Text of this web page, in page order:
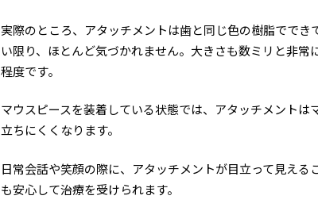
実際のところ、アタッチメントは歯と同じ色の樹脂でで
い限り、ほとんど気づかれません。大きさも数ミリと非
程度です。
マウスピースを装着している状態では、アタッチメントは
立ちにくくなります。
日常会話や笑顔の際に、アタッチメントが目立って見え
も安心して治療を受けられます。